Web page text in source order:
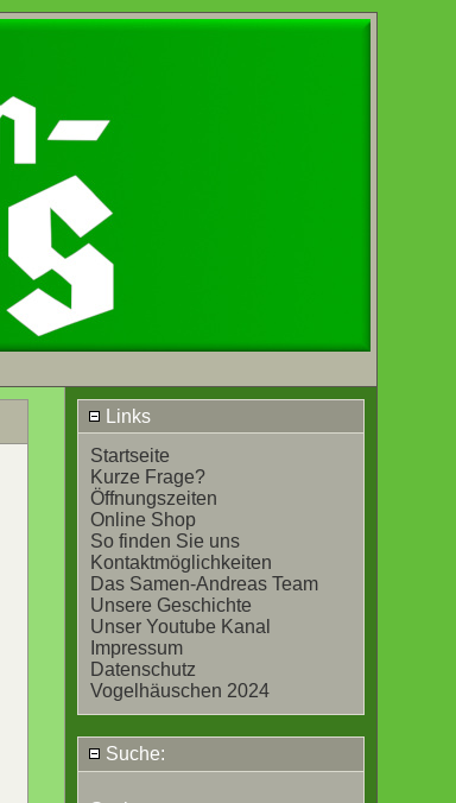
Links
Startseite
Kurze Frage?
Öffnungszeiten
Online Shop
So finden Sie uns
Kontaktmöglichkeiten
Das Samen-Andreas Team
Unsere Geschichte
Unser Youtube Kanal
Impressum
Datenschutz
Vogelhäuschen 2024
Suche: